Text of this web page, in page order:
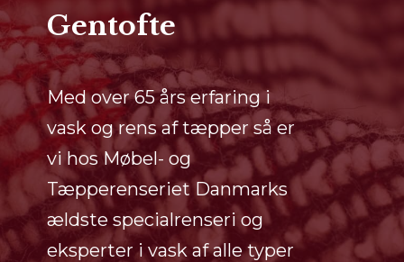
Gentofte
Med over 65 års erfaring i
vask og rens af tæpper så er
vi hos Møbel- og
Tæpperenseriet Danmarks
ældste specialrenseri og
eksperter i vask af alle typer